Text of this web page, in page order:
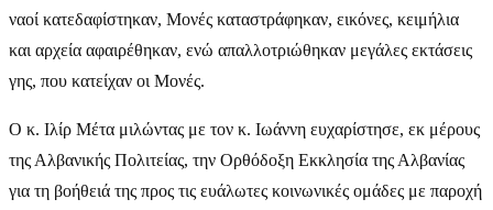
ναοί κατεδαφίστηκαν, Μονές καταστράφηκαν, εικόνες, κειμήλια
και αρχεία αφαιρέθηκαν, ενώ απαλλοτριώθηκαν μεγάλες εκτάσεις
γης, που κατείχαν οι Μονές.
Ο κ. Ιλίρ Μέτα μιλώντας με τον κ. Ιωάννη ευχαρίστησε, εκ μέρους
της Αλβανικής Πολιτείας, την Ορθόδοξη Εκκλησία της Αλβανίας
για τη βοήθειά της προς τις ευάλωτες κοινωνικές ομάδες με παροχή